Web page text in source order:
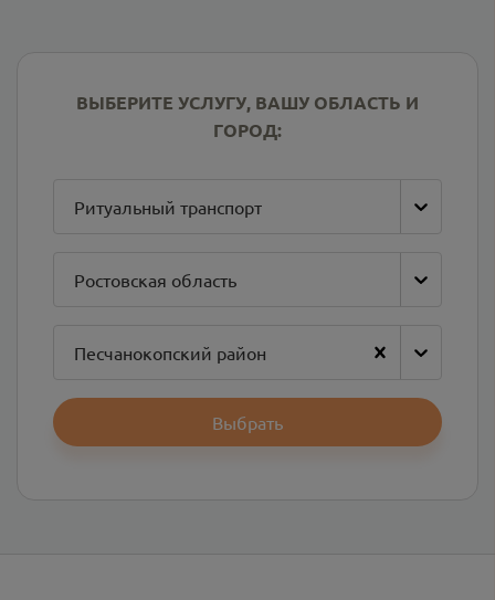
ВЫБЕРИТЕ УСЛУГУ, ВАШУ ОБЛАСТЬ И
ГОРОД:
Ритуальный транспорт
Ростовская область
Песчанокопский район
Выбрать